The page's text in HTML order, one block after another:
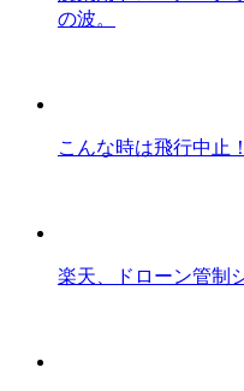
の波。
こんな時は飛行中止
楽天、ドローン管制